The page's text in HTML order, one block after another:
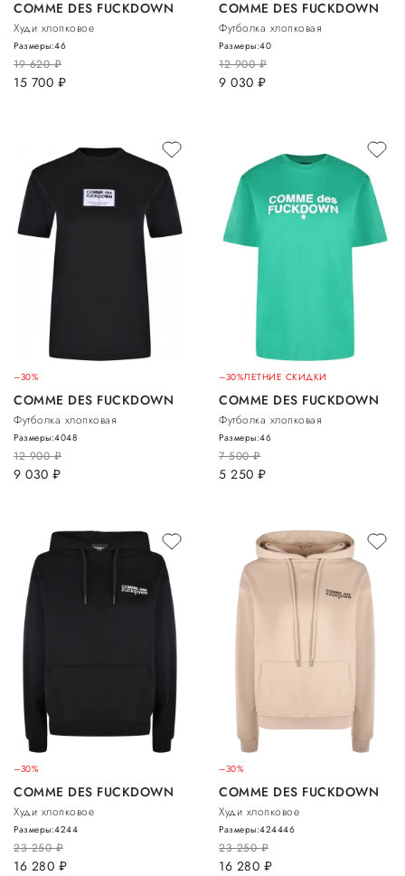
COMME DES FUCKDOWN
Худи хлопковое
19 620руб.
15 700 руб.
Размеры:46
COMME DES FUCKDOWN
Футболка хлопковая
12 900руб.
9 030 руб.
Размеры:40
–30%
COMME DES FUCKDOWN
Футболка хлопковая
12 900руб.
9 030 руб.
Размеры:4048
–30%ЛЕТНИЕ СКИДКИ
COMME DES FUCKDOWN
Футболка хлопковая
7 500руб.
5 250 руб.
Размеры:46
–30%
COMME DES FUCKDOWN
Худи хлопковое
23 250руб.
16 280 руб.
Размеры:4244
–30%
COMME DES FUCKDOWN
Худи хлопковое
23 250руб.
16 280 руб.
Размеры:424446